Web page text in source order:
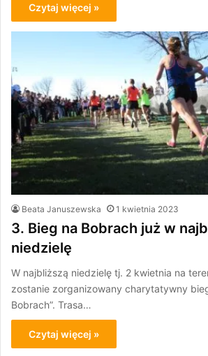
Czytaj więcej »
Beata Januszewska 1 kwietnia 2023
3. Bieg na Bobrach już w
niedzielę
W najbliższą niedzielę tj. 2 kwietnia na
zostanie zorganizowany charytatywny
Bobrach”. Trasa…
Czytaj więcej »